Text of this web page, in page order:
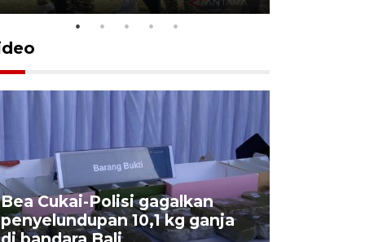
Bea Cukai-Polisi gagalkan
penyelundupan 10,1 kg ganja